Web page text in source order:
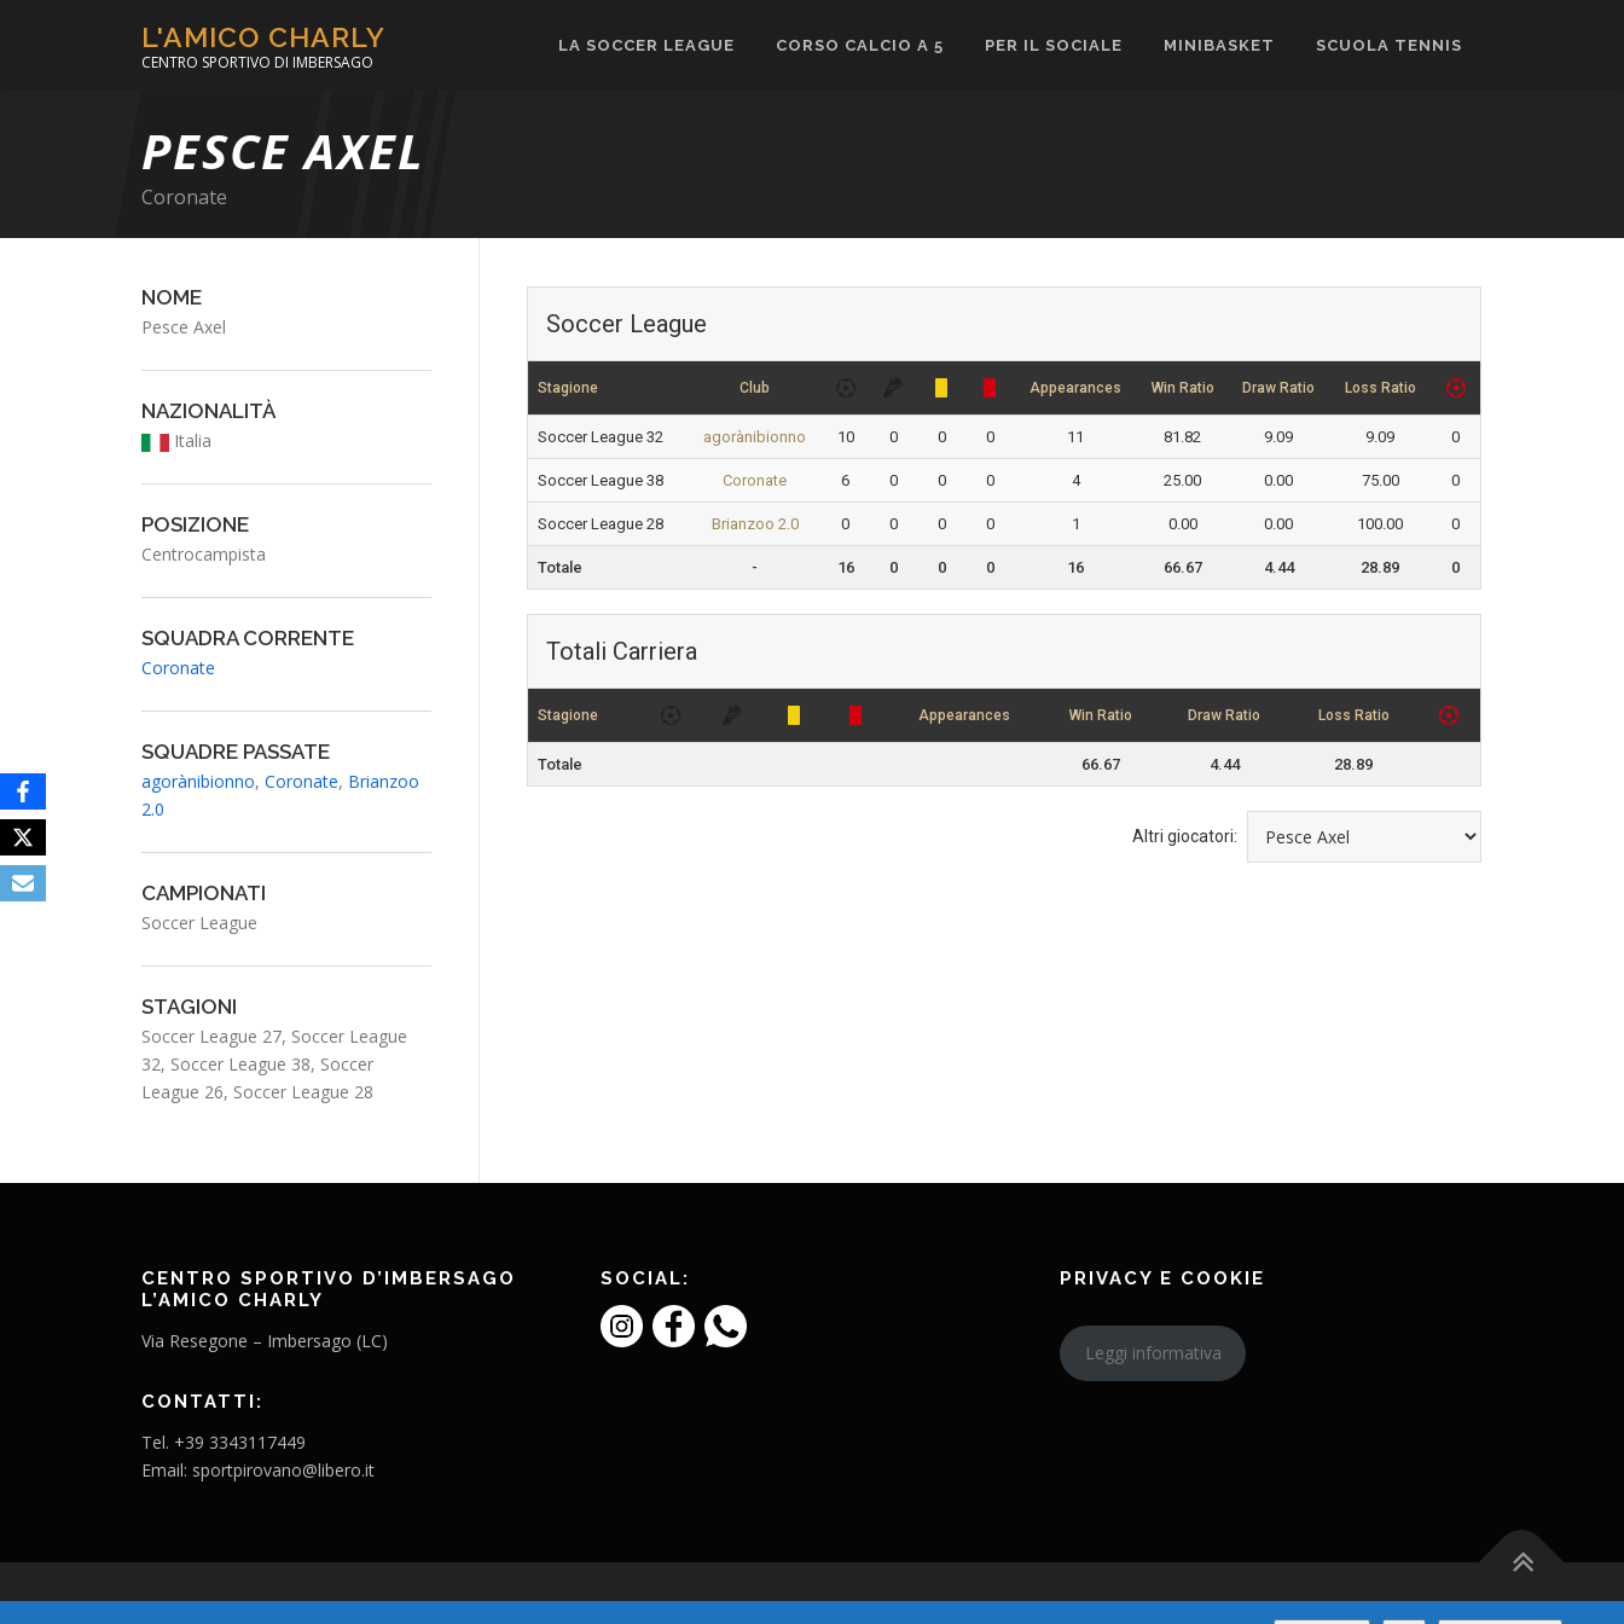
L'AMICO CHARLY
CENTRO SPORTIVO DI IMBERSAGO
LA SOCCER LEAGUE CORSO CALCIO A 5 PER IL SOCIALE MINIBASKET SCUOLA TENNIS
PESCE AXEL
Coronate
Soccer League
Stagione Club Appearances Win Ratio Draw Ratio Loss Ratio
Soccer League 32 agorànibionno 10 0 0 0 11 81.82 9.09 9.09 0
Soccer League 38 Coronate 6 0 0 0 4 25.00 0.00 75.00 0
Soccer League 28 Brianzoo 2.0 0 0 0 0 1 0.00 0.00 100.00 0
Totale - 16 0 0 0 16 66.67 4.44 28.89 0
Totali Carriera
Stagione Appearances Win Ratio Draw Ratio Loss Ratio
Totale 66.67 4.44 28.89
Altri giocatori:
NOME
Pesce Axel
NAZIONALITÀ
Italia
POSIZIONE
Centrocampista
SQUADRA CORRENTE
Coronate
SQUADRE PASSATE
agorànibionno, Coronate, Brianzoo
2.0
CAMPIONATI
Soccer League
STAGIONI
Soccer League 27, Soccer League
32, Soccer League 38, Soccer
League 26, Soccer League 28
CENTRO SPORTIVO D’IMBERSAGO
L’AMICO CHARLY
Via Resegone – Imbersago (LC)
CONTATTI:
Tel. +39 3343117449
Email: sportpirovano@libero.it
SOCIAL: PRIVACY E COOKIE
Leggi informativa